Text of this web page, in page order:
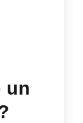
un